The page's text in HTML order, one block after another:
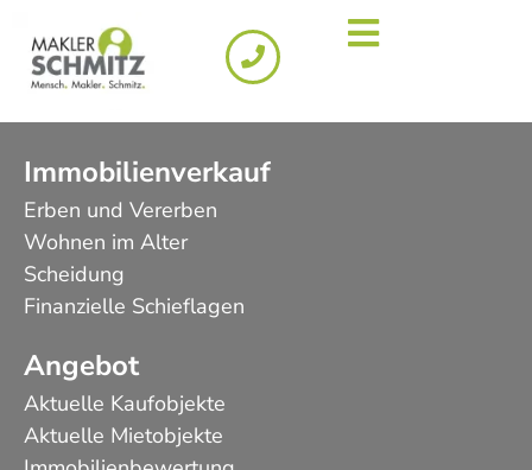
Immobilienverkauf
Erben und Vererben
Wohnen im Alter
Scheidung
Finanzielle Schieflagen
Angebot
Aktuelle Kaufobjekte
Aktuelle Mietobjekte